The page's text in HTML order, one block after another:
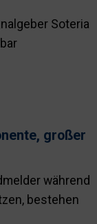
Soteria
großer
während
bestehen